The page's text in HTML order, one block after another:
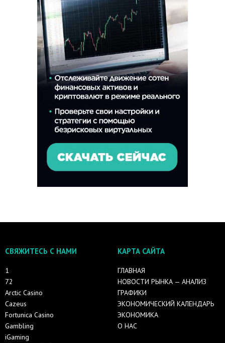
СВЯЖИТЕСЬ С НАМИ
1
72
Arctic Casino
Cazeus
Fortunica Casino
Gambling
iGaming
КАРТА САЙТА
ГЛАВНАЯ
НОВОСТИ РЫНКА — АНАЛИЗ
ГРАФИКИ
ЭКОНОМИЧЕСКИЙ КАЛЕНДАРЬ
ЭКОНОМИКА
О НАС